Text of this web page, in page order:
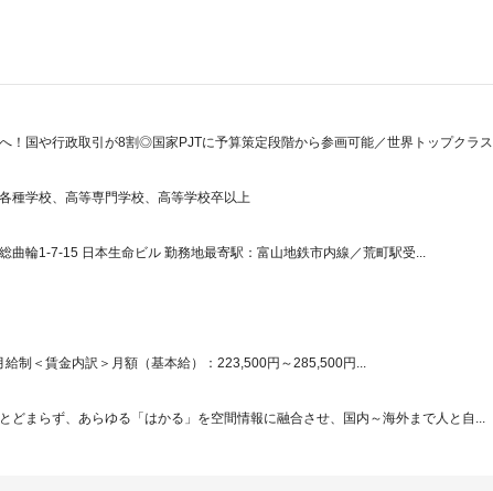
！国や行政取引が8割◎国家PJTに予算策定段階から参画可能／世界トップクラス
種学校、高等専門学校、高等学校卒以上
曲輪1-7-15 日本生命ビル 勤務地最寄駅：富山地鉄市内線／荒町駅受...
制＜賃金内訳＞月額（基本給）：223,500円～285,500円...
どまらず、あらゆる「はかる」を空間情報に融合させ、国内～海外まで人と自...